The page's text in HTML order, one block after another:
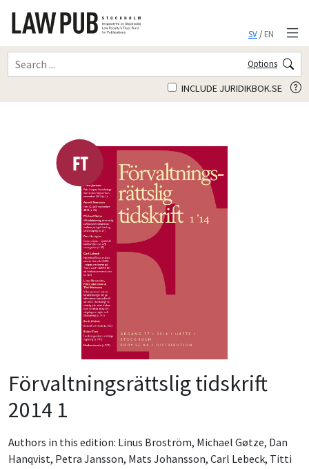
SV/EN
Options
INCLUDE JURIDIKBOK.SE
Förvaltningsrättslig tidskrift
2014 1
Authors in this edition: Linus Broström, Michael Gøtze, Dan
Hanqvist, Petra Jansson, Mats Johansson, Carl Lebeck, Titti